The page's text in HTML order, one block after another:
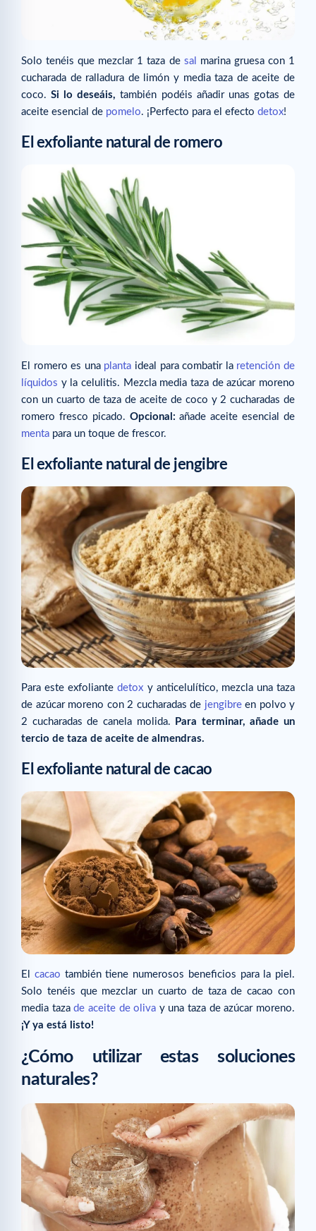
Solo tenéis que mezclar 1 taza de sal
marina gruesa con 1
cucharada de ralladura de limón y media taza de aceite de
coco.Si lo deseáis, también podéis añadir unas gotas de
aceite esencial de pomelo. ¡Perfecto para el efecto detox!
El exfoliante natural de romero
El romero es una planta ideal para combatir la retención de
líquidos y la celulitis. Mezcla media taza de azúcar moreno
con un cuarto de taza de aceite de coco y 2 cucharadas de
romero fresco picado. Opcional: añade aceite esencial de
menta para un toque de frescor.
El exfoliante natural de jengibre
Para este exfoliantedetox y anticelulítico, mezcla una taza
de azúcar moreno con 2 cucharadas de jengibreen polvo y
2 cucharadas de canela molida.
Para terminar, añade un
tercio de taza de aceite de almendras.
El exfoliante natural de cacao
El cacao también tiene numerosos beneficios para la piel.
Solo tenéis que mezclar un cuarto de taza de cacao con
media tazade aceite de oliva y una taza de azúcar moreno.
¡Y ya está listo!
¿Cómo utilizar estas soluciones
naturales?